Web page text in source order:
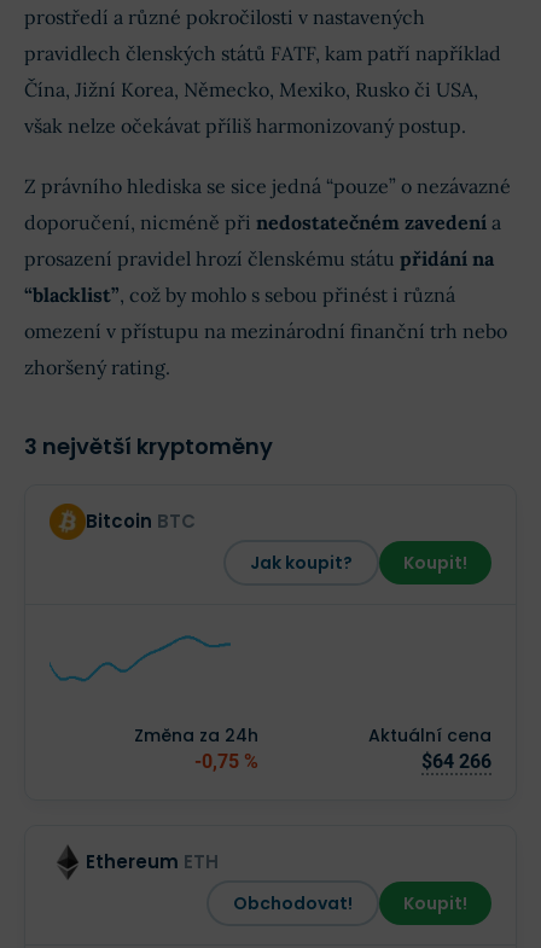
prostředí a různé pokročilosti v nastavených
pravidlech členských států FATF, kam patří například
Čína, Jižní Korea, Německo, Mexiko, Rusko či USA,
však nelze očekávat příliš harmonizovaný postup.
Z právního hlediska se sice jedná “pouze” o nezávazné
doporučení, nicméně při nedostatečném zavedení a
prosazení pravidel hrozí členskému státu přidání na
“blacklist”, což by mohlo s sebou přinést i různá
omezení v přístupu na mezinárodní finanční trh nebo
zhoršený rating.
3 největší kryptoměny
Bitcoin BTC
Jak koupit? Koupit!
Změna za 24h
-0,75 %
Aktuální cena
$64 266
Ethereum ETH
Obchodovat! Koupit!